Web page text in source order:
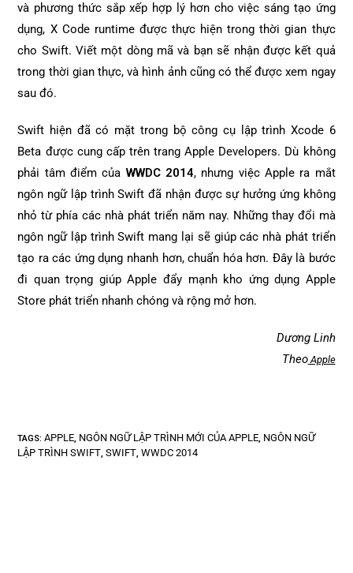
và phương thức sắp xếp hợp lý hơn cho việc sáng tạo ứng
dụng, X Code runtime được thực hiện trong thời gian thực
cho Swift. Viết một dòng mã và bạn sẽ nhận được kết quả
trong thời gian thực, và hình ảnh cũng có thể được xem ngay
sau đó.
Swift hiện đã có mặt trong bộ công cụ lập trình Xcode 6
Beta được cung cấp trên trang Apple Developers. Dù không
phải tâm điểm củaWWDC 2014, nhưng việc Apple ra mắt
ngôn ngữ lập trình Swift đã nhận được sự hưởng ứng không
nhỏ từ phía các nhà phát triển năm nay. Những thay đổi mà
ngôn ngữ lập trình Swift mang lại sẽ giúp các nhà phát triển
tạo ra các ứng dụng nhanh hơn, chuẩn hóa hơn. Đây là bước
đi quan trọng giúp Apple đẩy mạnh kho ứng dụng Apple
Store phát triển nhanh chóng và rộng mở hơn.
Dương Linh
TheoApple
TAGS:APPLE, NGÔN NGỮ LẬP TRÌNH MỚI CỦA APPLE, NGÔN NGỮ
LẬP TRÌNH SWIFT, SWIFT, WWDC 2014